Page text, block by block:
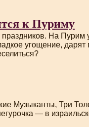
к Пуриму
На Пурим
угощение,
Музыканты, Три
— в